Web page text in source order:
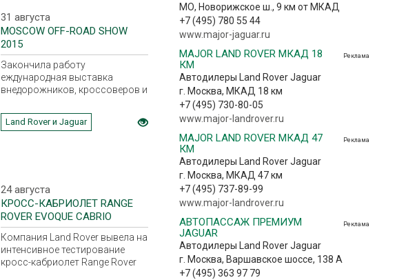
31 августа
MOSCOW OFF-ROAD SHOW
2015
Закончила работу
еждународная выставка
внедорожников, кроссоверов и
Land Rover и Jaguar
24 августа
КРОСС-КАБРИОЛЕТ RANGE
ROVER EVOQUE CABRIO
Компания Land Rover вывела на
интенсивное тестирование
кросс-кабриолет Range Rover
МО, Новорижское ш., 9 км от МКАД
+7 (495) 780 55 44
www.major-jaguar.ru
Реклама
MAJOR LAND ROVER МКАД 18
КМ
Автодилеры Land Rover Jaguar
г. Москва, МКАД 18 км
+7 (495) 730-80-05
www.major-landrover.ru
Реклама
MAJOR LAND ROVER МКАД 47
КМ
Автодилеры Land Rover Jaguar
г. Москва, МКАД 47 км
+7 (495) 737-89-99
www.major-landrover.ru
Реклама
АВТОПАССАЖ ПРЕМИУМ
JAGUAR
Автодилеры Land Rover Jaguar
г. Москва, Варшавское шоссе, 138 А
+7 (495) 363 97 79